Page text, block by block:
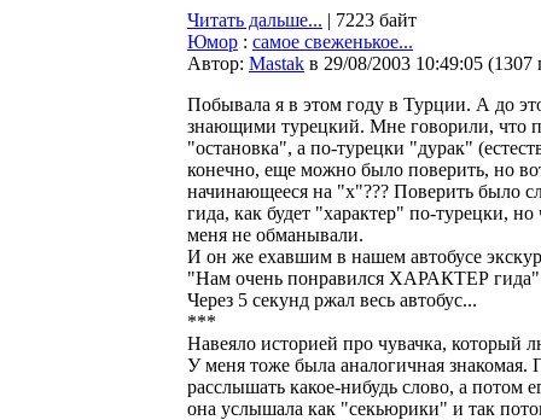
Читать дальше... | 7223 байт
Юмор : самое свеженькое...
Автор: Мastak в 29/08/2003 10:49:05 (1307
Побывала я в этом году в Турции. А до
знающими турецкий. Мне говорили, что
"остановка", а по-турецки "дурак"
конечно, еще можно было поверить, но
начинающееся на "х"??? Поверить было
гида, как будет "характер" по-турецки,
меня не обманывали.
И он же ехавшим в нашем автобусе
"Нам очень понравился ХАРАКТЕР гида"
Через 5 секунд ржал весь автобус...
***
Навеяло историей про чувачка, который
У меня тоже была аналогичная
расслышать какое-нибудь слово, а потом
она услышала как "секьюрики" и так